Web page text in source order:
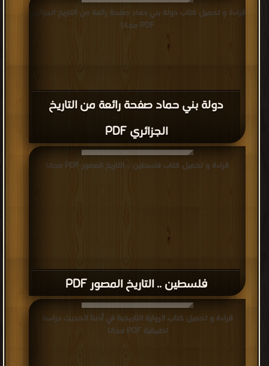
دولة بني حماد صفحة رائعة من التاريخ
الجزائري PDF
قراءة و تحميل كتاب دولة بني حماد صفحة رائعة من التاريخ الجزائري
PDF مجانا
فلسطين .. التاريخ المصور PDF
قراءة و تحميل كتاب فلسطين .. التاريخ المصور PDF مجانا
قراءة و تحميل كتاب الرواية التاريخية في أدبنا الحديث دراسة
تطبيقية PDF مجانا